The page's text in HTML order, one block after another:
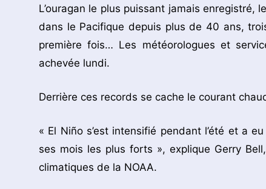
L’ouragan le plus puissant jamais enregistré,
dans le Pacifique depuis plus de 40 ans,
première fois… Les météorologues et
achevée lundi.
Derrière ces records se cache le courant
« El Niño s’est intensifié pendant l’été et a
ses mois les plus forts », explique Gerry
climatiques de la NOAA.